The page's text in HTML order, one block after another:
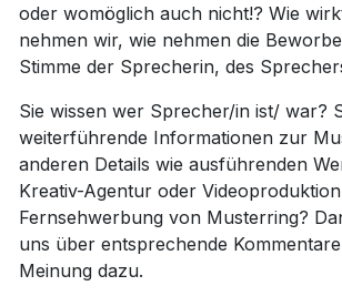
oder womöglich auch nicht!? Wie
nehmen wir, wie nehmen die
Stimme der Sprecherin, des
Sie wissen wer Sprecher/in ist/ war?
weiterführende Informationen zur
anderen Details wie ausführenden
Kreativ-Agentur oder
Fernsehwerbung von Musterring?
uns über entsprechende
Meinung dazu.